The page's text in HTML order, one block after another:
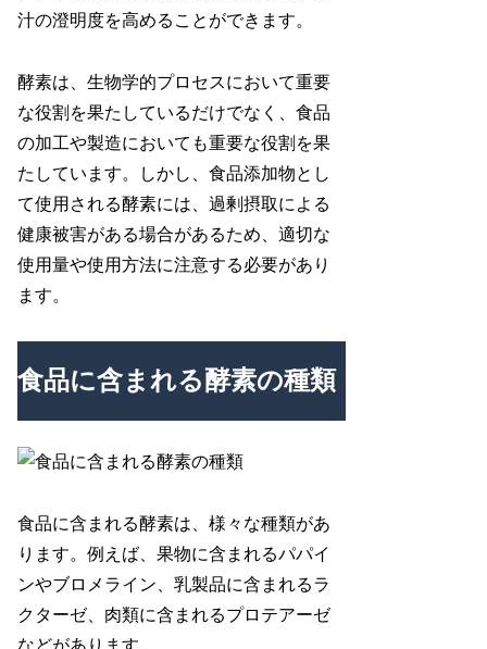
汁の澄明度を高めることができます。
酵素は、生物学的プロセスにおいて重要
な役割を果たしているだけでなく、食品
の加工や製造においても重要な役割を果
たしています。しかし、食品添加物とし
て使用される酵素には、過剰摂取による
健康被害がある場合があるため、適切な
使用量や使用方法に注意する必要があり
ます。
食品に含まれる酵素の種類
食品に含まれる酵素は、様々な種類があ
ります。例えば、果物に含まれるパパイ
ンやブロメライン、乳製品に含まれるラ
クターゼ、肉類に含まれるプロテアーゼ